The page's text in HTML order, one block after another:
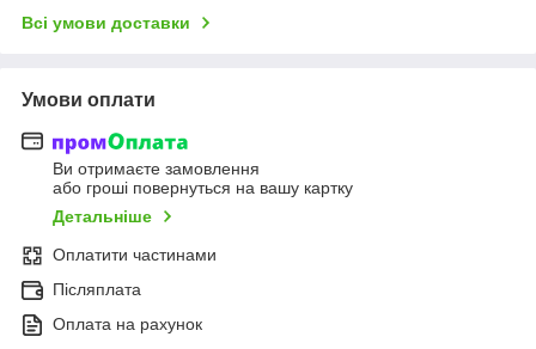
Всі умови доставки
Умови оплати
Ви отримаєте замовлення
або гроші повернуться на вашу картку
Детальніше
Оплатити частинами
Післяплата
Оплата на рахунок